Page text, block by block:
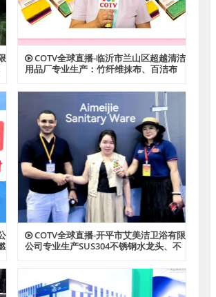
COTV全球直播-临沂市兰山区超越清洁
用品厂专业生产：竹纤维抹布、百洁布
+清洁球、刷洗块、清洁抺布等清洁用
品，欢迎大家光临！
COTV全球直播-开平市艾美洁卫浴有限
公司专业生产SUS304不锈钢水龙头、不
房面盆龙头、抽拉水龙头、过滤净水龙
头以及洗脸盆等系列洁具产品、源头工
厂，欢迎大家光临！